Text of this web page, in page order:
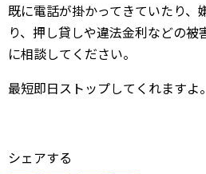
既に電話が掛かってきていたり、
り、押し貸しや違法金利などの被
に相談してください。
最短即日ストップしてくれますよ。
シェアする